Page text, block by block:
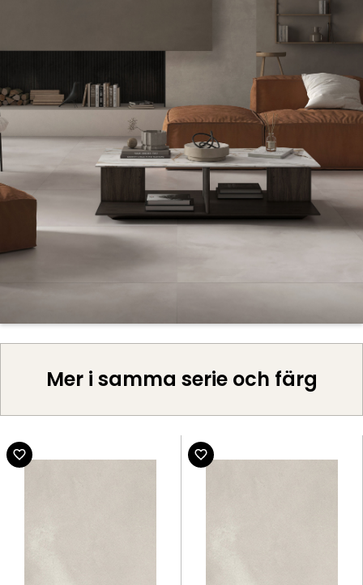
Mer i samma serie och färg